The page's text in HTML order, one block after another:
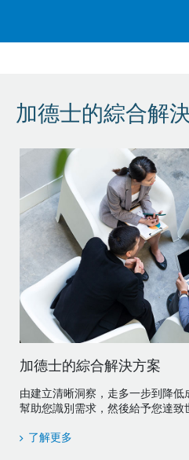
加德士的綜合解
加德士的綜合解決方案
由建立清晰洞察，走多一步到降
幫助您識別需求，然後給予您達致
了解更多